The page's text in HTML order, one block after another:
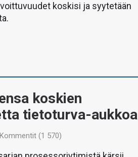
koskisi ja syytetään
koskien
tietoturva-aukkoa
Kommentit (1 570)